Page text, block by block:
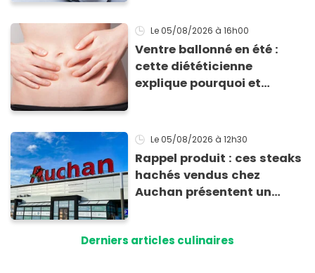
Le 05/08/2026 à 16h00
Ventre ballonné en été :
cette diététicienne
explique pourquoi et
Le 05/08/2026 à 12h30
Rappel produit : ces steaks
hachés vendus chez
Auchan présentent un
Derniers articles culinaires